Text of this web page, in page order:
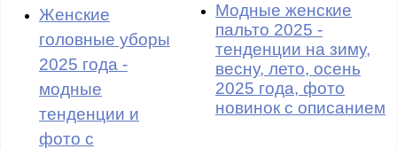
Женские
головные уборы
2025 года -
модные
тенденции и
фото с
Модные женские
пальто 2025 -
тенденции на зиму,
весну, лето, осень
2025 года, фото
новинок с описанием